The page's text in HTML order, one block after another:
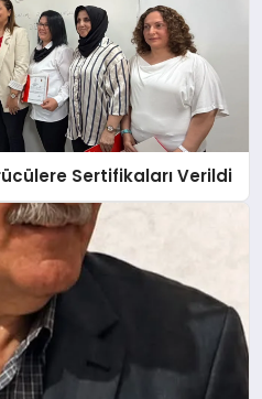
Sertifikaları Verildi